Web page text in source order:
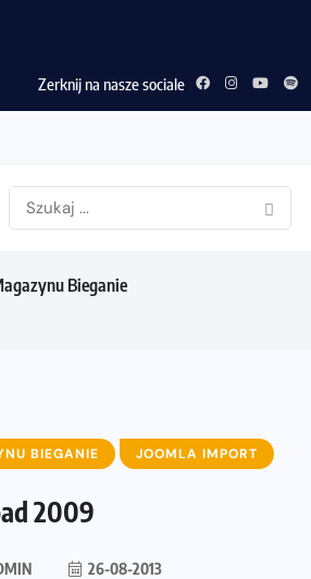
Zerknij na nasze sociale
Bieganie
BIEGANIE JOOMLA IMPORT
2009
26-08-2013